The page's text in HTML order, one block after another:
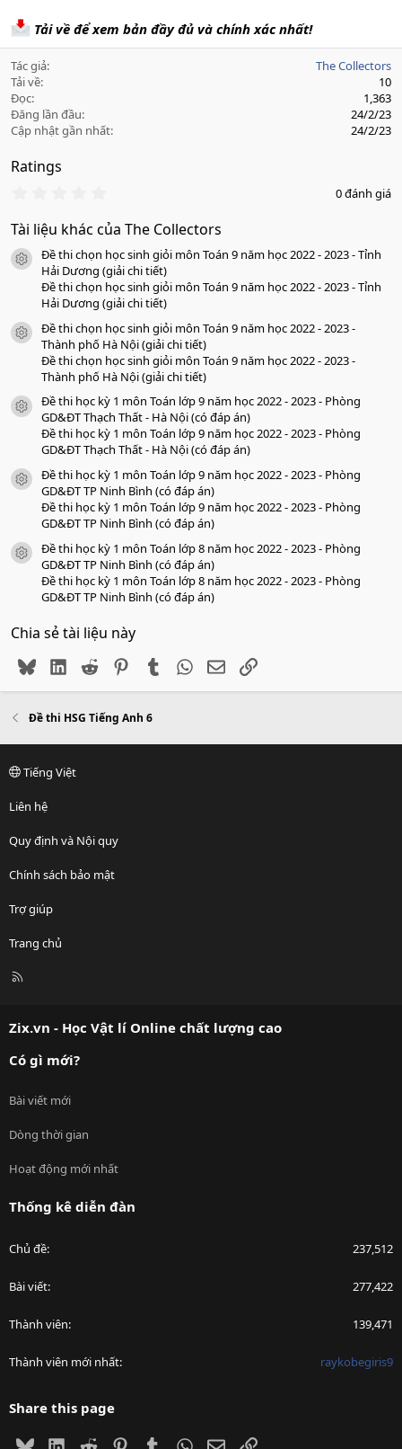
Tải về để xem bản đầy đủ và chính xác nhất!
Tác giả
The Collectors
Tải về
10
Đọc
1,363
Đăng lần đầu
24/2/23
Cập nhật gần nhất
24/2/23
Ratings
0
0
a
o
0 đánh giá
Tài liệu khác của The Collectors
icon tài liệu
Đề thi chọn học sinh giỏi môn Toán 9 năm học 2022 - 2023 - Tỉnh
Hải Dương (giải chi tiết)
Đề thi chọn học sinh giỏi môn Toán 9 năm học 2022 - 2023 - Tỉnh
Hải Dương (giải chi tiết)
icon tài liệu
Đề thi chọn học sinh giỏi môn Toán 9 năm học 2022 - 2023 -
Thành phố Hà Nội (giải chi tiết)
Đề thi chọn học sinh giỏi môn Toán 9 năm học 2022 - 2023 -
Thành phố Hà Nội (giải chi tiết)
icon tài liệu
Đề thi học kỳ 1 môn Toán lớp 9 năm học 2022 - 2023 - Phòng
GD&ĐT Thạch Thất - Hà Nội (có đáp án)
Đề thi học kỳ 1 môn Toán lớp 9 năm học 2022 - 2023 - Phòng
GD&ĐT Thạch Thất - Hà Nội (có đáp án)
icon tài liệu
Đề thi học kỳ 1 môn Toán lớp 9 năm học 2022 - 2023 - Phòng
GD&ĐT TP Ninh Bình (có đáp án)
Đề thi học kỳ 1 môn Toán lớp 9 năm học 2022 - 2023 - Phòng
GD&ĐT TP Ninh Bình (có đáp án)
icon tài liệu
Đề thi học kỳ 1 môn Toán lớp 8 năm học 2022 - 2023 - Phòng
GD&ĐT TP Ninh Bình (có đáp án)
Đề thi học kỳ 1 môn Toán lớp 8 năm học 2022 - 2023 - Phòng
GD&ĐT TP Ninh Bình (có đáp án)
Chia sẻ tài liệu này
BlueskyLinkedIn
Reddit PinterestTumblr WhatsApp
EmailLink
Đề thi HSG Tiếng Anh 6
Tiếng Việt
Liên hệ
Quy định và Nội quy
Chính sách bảo mật
Trợ giúp
Trang chủ
R
Zix.vn - Học Vật lí Online chất lượng cao
Có gì mới?
Bài viết mới
Dòng thời gian
Hoạt động mới nhất
Thống kê diễn đàn
Chủ đề 237,512
Bài viết 277,422
Thành viên 139,471
Thành viên mới nhất raykobegiris9
Share this page
BlueskyLinkedIn
Reddit PinterestTumblrWhatsApp
EmailLink